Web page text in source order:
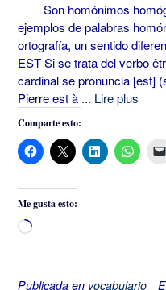
Son homónimos
ejemplos de palabras
ortografía, un sentido
EST Si se trata del verbo
cardinal se pronuncia [est]
Pierre est à ... Lire plus
Comparte esto:
Me gusta esto:
Cargando...
Publicada en vocabulario